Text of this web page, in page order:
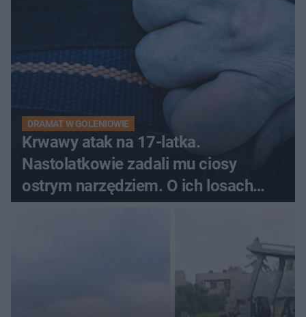
DRAMAT W GOLENIOWIE
Krwawy atak na 17-latka.
Nastolatkowie zadali mu ciosy
ostrym narzędziem. O ich losach
zdecyduje sąd rodzinny